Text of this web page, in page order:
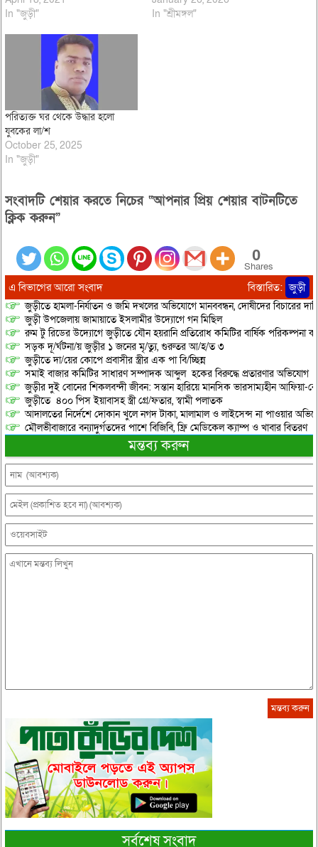
In "জুড়ী"
In "শ্রীমঙ্গল"
পরিত্যক্ত ঘর থেকে উদ্ধার হলো
যুবকের লা/শ
October 25, 2025
In "জুড়ী"
সংবাদটি শেয়ার করতে নিচের “আপনার প্রিয় শেয়ার বাটনটিতে
ক্লিক করুন”
0
Shares
এ বিভাগের আরো সংবাদ বিস্তারিত: জুড়ী
জুড়ীতে হামলা-নির্যাতন ও জমি দখলের অভিযোগে মানববন্ধন, দোষীদের বিচারের দাবি
জুড়ী উপজেলায় জামায়াতে ইসলামীর উদ্যোগে গন মিছিল
রুম টু রিডের উদ্যোগে জুড়ীতে যৌন হয়রানি প্রতিরোধ কমিটির বার্ষিক পরিকল্পনা
সড়ক দূ/র্ঘটনা/য় জুড়ীর ১ জনের মৃ/ত্যু, গুরুতর আ/হ/ত ৩
জুড়ীতে দা/য়ের কোপে প্রবাসীর স্ত্রীর এক পা বি/চ্ছিন্ন
সমাই বাজার কমিটির সাধারণ সম্পাদক আব্দুল হকের বিরুদ্ধে প্রতারণার অভিযোগ
জুড়ীর দুই বোনের শিকলবন্দী জীবন: সন্তান হারিয়ে মানসিক ভারসাম্যহীন আফিয়া-
জুড়ীতে ৪০০ পিস ইয়াবাসহ স্ত্রী গ্রে/ফতার, স্বামী পলাতক
আদালতের নির্দেশে দোকান খুলে নগদ টাকা, মালামাল ও লাইসেন্স না পাওয়ার
মৌলভীবাজারে বন্যাদুর্গতদের পাশে বিজিবি, ফ্রি মেডিকেল ক্যাম্প ও খাবার বিতরণ
মন্তব্য করুন
সর্বশেষ সংবাদ